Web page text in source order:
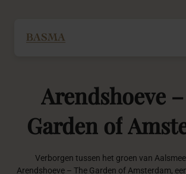
Zakelijk
Decoratie huren
Inspiratie
Arendshoeve –
Garden of
Verborgen tussen het groen van
Arendshoeve – The Garden of Amsterdam,